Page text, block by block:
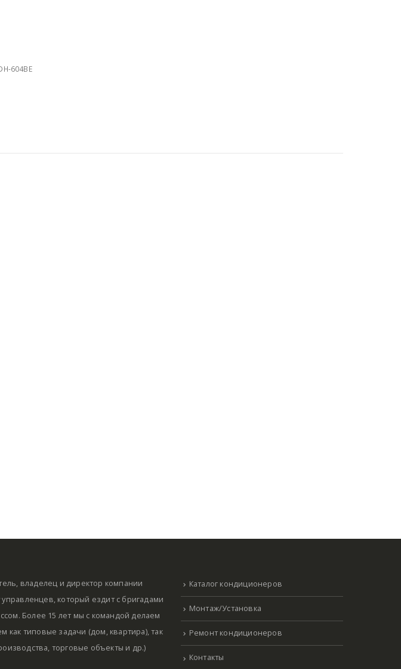
604BE
владелец и директор компании
который ездит с бригадами
Более 15 лет мы с командой делаем
типовые задачи (дом, квартира), так
торговые объекты и др.)
Каталог кондиционеров
Монтаж/Установка
Ремонт кондиционеров
Контакты